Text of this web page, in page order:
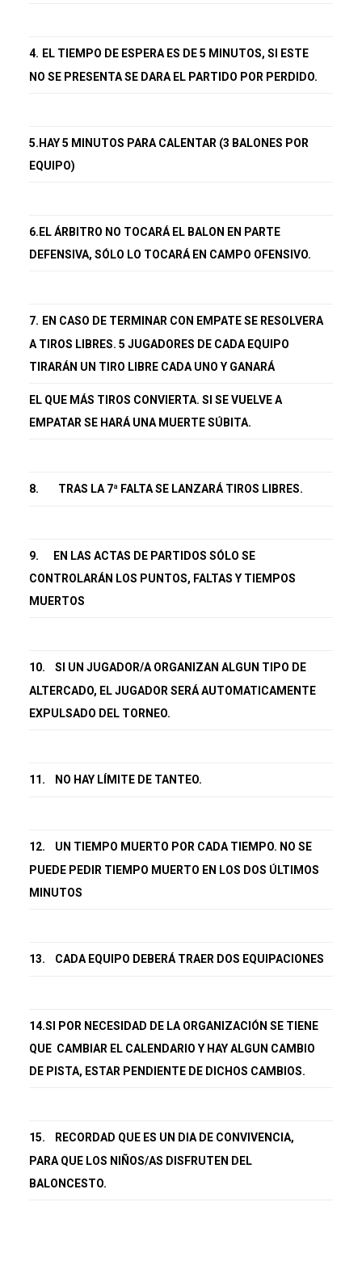
4. EL TIEMPO DE ESPERA ES DE 5 MINUTOS, SI ESTE
NO SE PRESENTA SE DARA EL PARTIDO POR PERDIDO.
5.HAY 5 MINUTOS PARA CALENTAR (3 BALONES POR
EQUIPO)
6.EL ÁRBITRO NO TOCARÁ EL BALON EN PARTE
DEFENSIVA, SÓLO LO TOCARÁ EN CAMPO OFENSIVO.
7. EN CASO DE TERMINAR CON EMPATE SE RESOLVERA
A TIROS LIBRES. 5 JUGADORES DE CADA EQUIPO
TIRARÁN UN TIRO LIBRE CADA UNO Y GANARÁ
EL QUE MÁS TIROS CONVIERTA. SI SE VUELVE A
EMPATAR SE HARÁ UNA MUERTE SÚBITA.
8. TRAS LA 7ª FALTA SE LANZARÁ TIROS LIBRES.
9. EN LAS ACTAS DE PARTIDOS SÓLO SE
CONTROLARÁN LOS PUNTOS, FALTAS Y TIEMPOS
MUERTOS
10.
SI UN JUGADOR/A ORGANIZAN ALGUN TIPO DE
ALTERCADO, EL JUGADOR SERÁ AUTOMATICAMENTE
EXPULSADO DEL TORNEO.
11. NO HAY LÍMITE DE TANTEO.
12.
UN TIEMPO MUERTO POR CADA TIEMPO. NO SE
PUEDE PEDIR TIEMPO MUERTO EN LOS DOS ÚLTIMOS
MINUTOS
13. CADA EQUIPO DEBERÁ TRAER DOS EQUIPACIONES
14.SI POR NECESIDAD DE LA ORGANIZACIÓN SE TIENE
QUE CAMBIAR EL CALENDARIO Y HAY ALGUN CAMBIO
DE PISTA, ESTAR PENDIENTE DE DICHOS CAMBIOS.
15.
RECORDAD QUE ES UN DIA DE CONVIVENCIA,
PARA QUE LOS NIÑOS/AS DISFRUTEN DEL
BALONCESTO.